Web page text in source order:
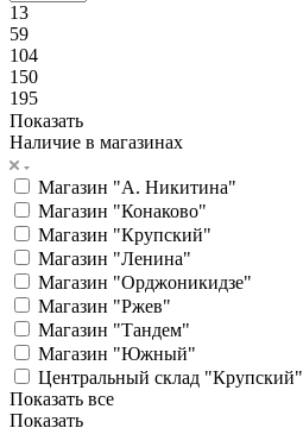
13
59
104
150
195
Показать
Наличие в магазинах
Магазин "А. Никитина"
Магазин "Конаково"
Магазин "Крупский"
Магазин "Ленина"
Магазин "Орджоникидзе"
Магазин "Ржев"
Магазин "Тандем"
Магазин "Южный"
Центральный склад "Крупский"
Показать все
Показать